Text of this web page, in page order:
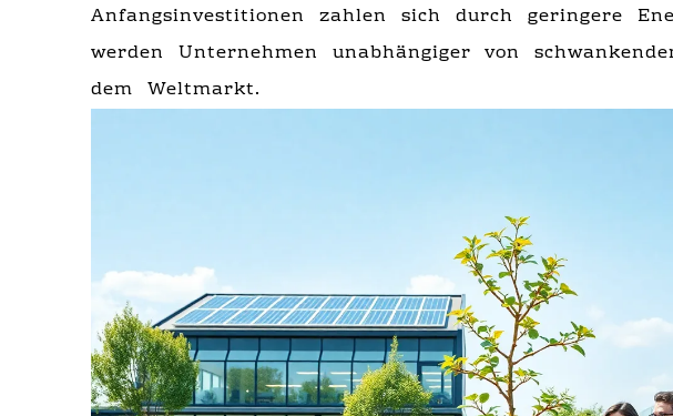
Anfangsinvestitionen zahlen sich durch geringere
werden Unternehmen unabhängiger von
dem Weltmarkt.